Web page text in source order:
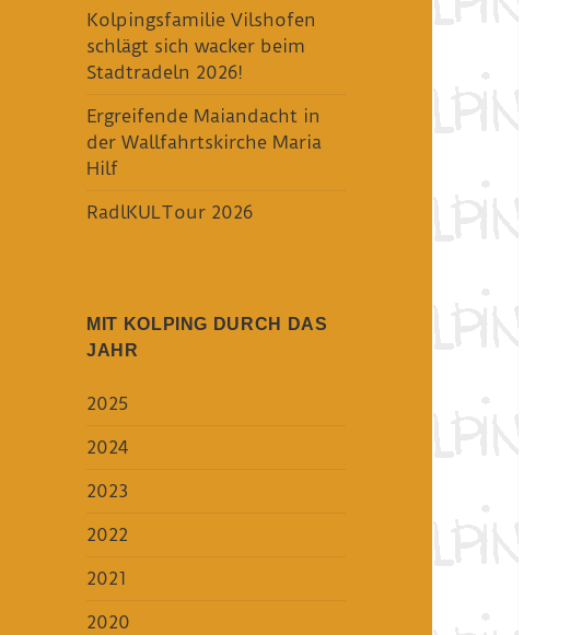
Kolpingsfamilie Vilshofen
schlägt sich wacker beim
Stadtradeln 2026!
Ergreifende Maiandacht in
der Wallfahrtskirche Maria
Hilf
RadlKULTour 2026
MIT KOLPING DURCH DAS
JAHR
2025
2024
2023
2022
2021
2020